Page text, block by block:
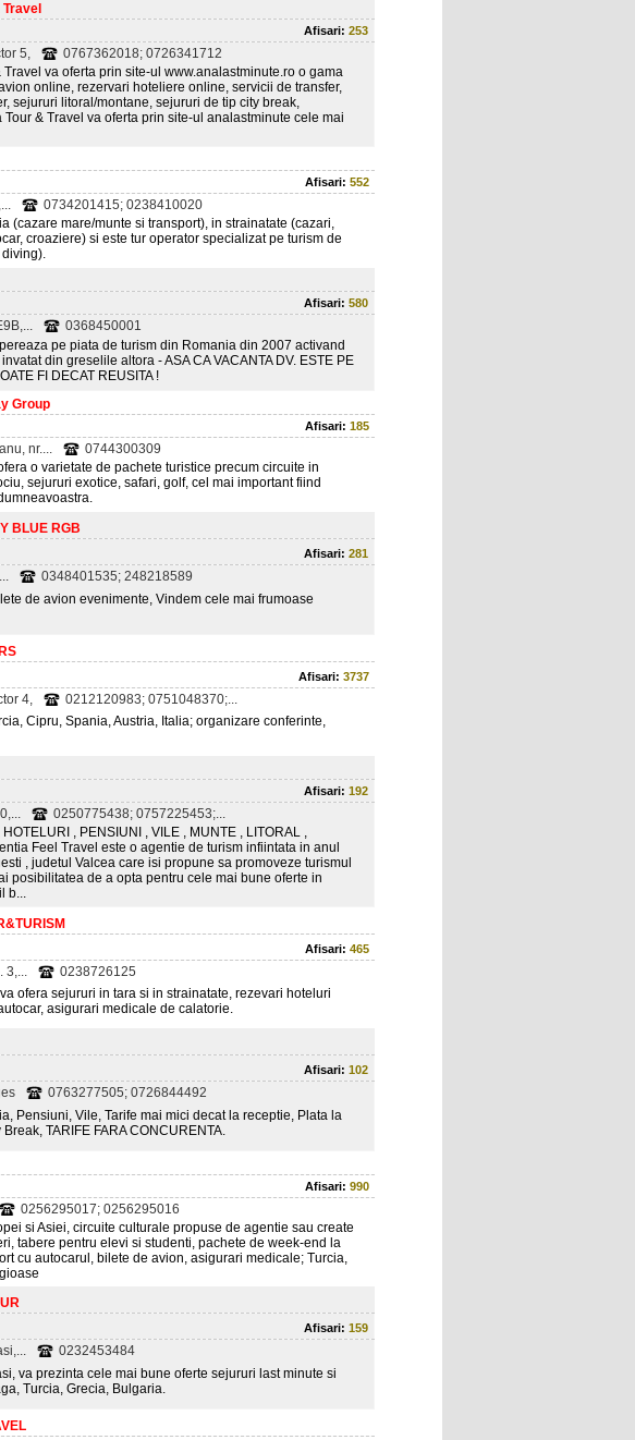
Afisari: 253
5,
0767362018; 0726341712
va oferta prin site-ul www.analastminute.ro o gama
online, rezervari hoteliere online, servicii de transfer,
sejururi litoral/montane, sejururi de tip city break,
& Travel va oferta prin site-ul analastminute cele mai
Afisari: 552
0734201415; 0238410020
(cazare mare/munte si transport), in strainatate (cazari,
croaziere) si este tur operator specializat pe turism de
diving).
Afisari: 580
0368450001
pe piata de turism din Romania din 2007 activand
din greselile altora - ASA CA VACANTA DV. ESTE PE
FI DECAT REUSITA !
Group
Afisari: 185
nr....
0744300309
o varietate de pachete turistice precum circuite in
sejururi exotice, safari, golf, cel mai important fiind
BLUE RGB
Afisari: 281
0348401535; 248218589
de avion evenimente, Vindem cele mai frumoase
Afisari: 3737
4,
0212120983; 0751048370;...
Cipru, Spania, Austria, Italia; organizare conferinte,
Afisari: 192
0250775438; 0757225453;...
, PENSIUNI , VILE , MUNTE , LITORAL ,
Feel Travel este o agentie de turism infiintata in anul
, judetul Valcea care isi propune sa promoveze turismul
posibilitatea de a opta pentru cele mai bune oferte in
b...
Afisari: 465
3,...
0238726125
ofera sejururi in tara si in strainatate, rezevari hoteluri
asigurari medicale de calatorie.
Afisari: 102
0763277505; 0726844492
Pensiuni, Vile, Tarife mai mici decat la receptie, Plata la
TARIFE FARA CONCURENTA.
Afisari: 990
0256295017; 0256295016
si Asiei, circuite culturale propuse de agentie sau create
tabere pentru elevi si studenti, pachete de week-end la
cu autocarul, bilete de avion, asigurari medicale; Turcia,
Afisari: 159
0232453484
va prezinta cele mai bune oferte sejururi last minute si
Turcia, Grecia, Bulgaria.